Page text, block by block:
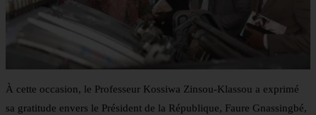
À cette occasion, le Professeur Kossiwa Zinsou-Klassou a exprimé
sa gratitude envers le Président de la République, Faure Gnassingbé,